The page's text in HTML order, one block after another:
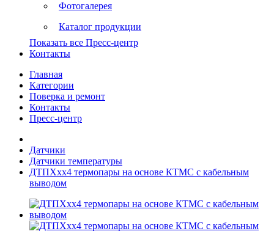
Фотогалерея
Каталог продукции
Показать все Пресс-центр
Контакты
Главная
Категории
Поверка и ремонт
Контакты
Пресс-центр
Датчики
Датчики температуры
ДТПХхх4 термопары на основе КТМС с кабельным
выводом